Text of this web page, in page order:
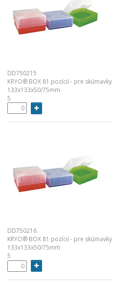
DD750215
KRYO® BOX 81 pozícií - pre
133x133x50/75mm
5
DD750216
KRYO® BOX 81 pozícií - pre
133x133x50/75mm
5